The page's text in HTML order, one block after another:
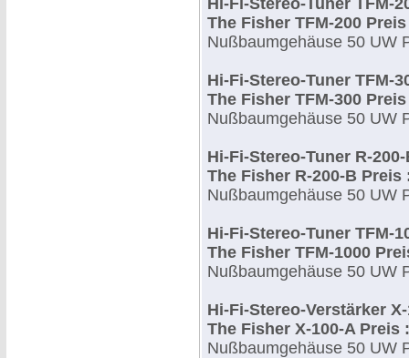
Hi-Fi-Stereo-Tuner TFM-
The Fisher TFM-200
Nußbaumgehäuse 50 UW
Hi-Fi-Stereo-Tuner TFM-
The Fisher TFM-300
Nußbaumgehäuse 50 UW
Hi-Fi-Stereo-Tuner R-200-
The Fisher R-200-B Preis
Nußbaumgehäuse 50 UW
Hi-Fi-Stereo-Tuner TFM-
The Fisher TFM-1000
Nußbaumgehäuse 50 UW
Hi-Fi-Stereo-Verstärker
The Fisher X-100-A Preis
Nußbaumgehäuse 50 UW